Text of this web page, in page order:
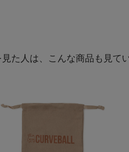
た人は、こんな商品も見て